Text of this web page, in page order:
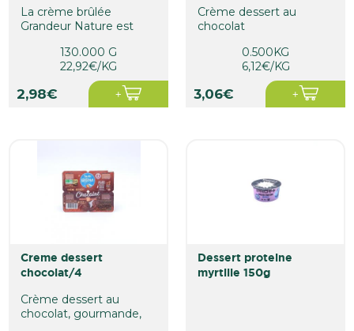
La crème brûlée
Grandeur Nature est
et gourmande...
130.000 G
22,92€/KG
2,98€
Crème dessert au
chocolat
0.500KG
6,12€/KG
3,06€
creme dessert
chocolat/4
Crème dessert au
chocolat, gourmande,
dessert proteine
myrtille 150g